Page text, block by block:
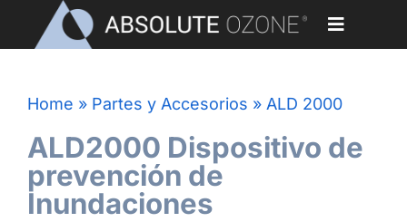
content
Toggle
Aplicaciones
Generadores de Ozono
Home » Partes y Accesorios » ALD 2000
ALD2000 Dispositivo de
prevención de
Inundaciones